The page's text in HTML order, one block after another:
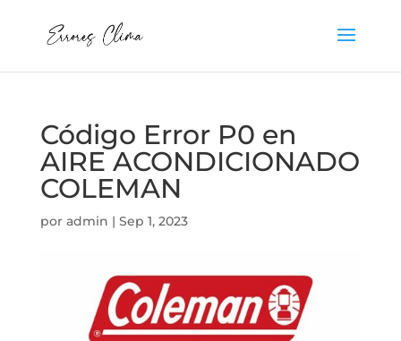
Código Error P0 en
AIRE ACONDICIONADO
COLEMAN
por admin | Sep 1, 2023